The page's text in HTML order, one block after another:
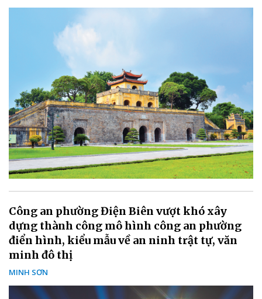
Công an phường Điện Biên vượt khó xây
dựng thành công mô hình công an phường
điển hình, kiểu mẫu về an ninh trật tự, văn
minh đô thị
MINH SƠN